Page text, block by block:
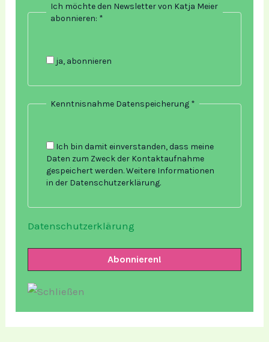
Ich möchte den Newsletter von Katja Meier
abonnieren: *
ja, abonnieren
Kenntnisnahme Datenspeicherung *
Ich bin damit einverstanden, dass meine
Daten zum Zweck der Kontaktaufnahme
gespeichert werden. Weitere Informationen
in der Datenschutzerklärung.
Datenschutzerklärung